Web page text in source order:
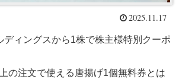
2025.11.17
ディングスから1株で株主様特別クーポ
の注文で使える唐揚げ1個無料券とは